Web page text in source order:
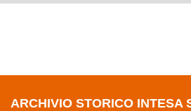
ARCHIVIO STORICO INTESA